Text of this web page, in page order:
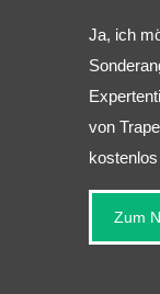
Ja, ich
von
Zum